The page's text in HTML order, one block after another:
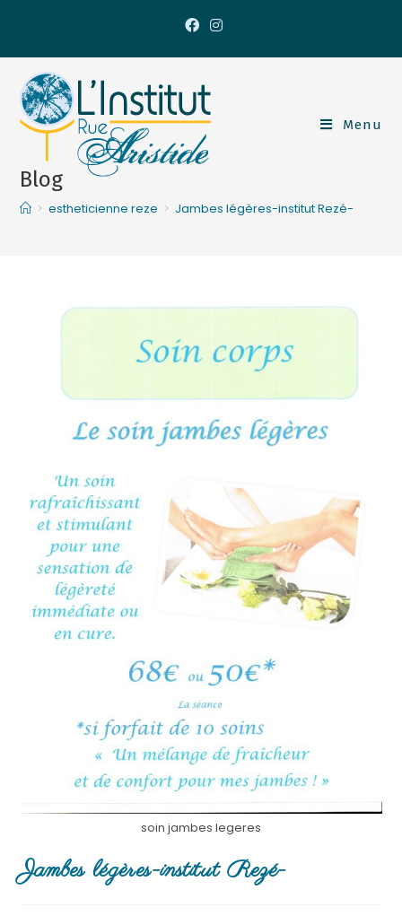
Menu
Blog
> estheticienne reze > Jambes légères-institut Rezé-
soin jambes legeres
Jambes légères-institut Rezé-